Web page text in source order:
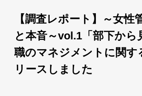
【調査レポート】～女性
と本音～vol.1「部下から
職のマネジメントに関す
リースしました